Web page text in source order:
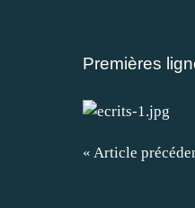
Premières
« Article